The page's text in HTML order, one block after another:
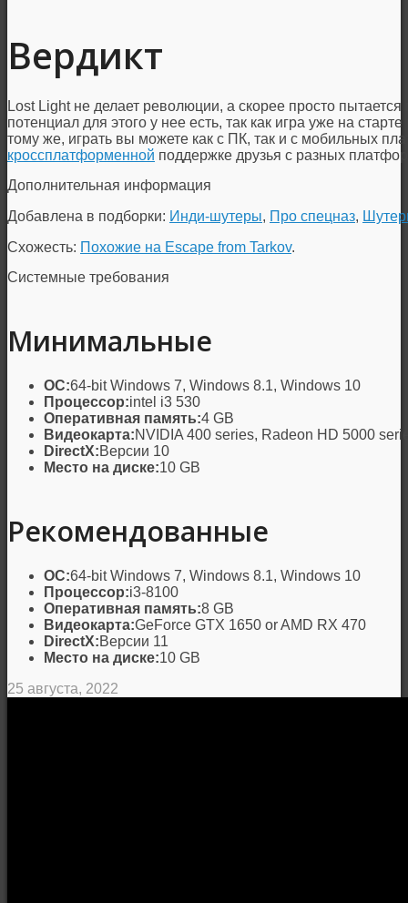
Вердикт
Lost Light не делает революции, а скорее просто
потенциал для этого у нее есть, так как игра уже на
тому же, играть вы можете как с ПК, так и с мобильных
кроссплатформенной поддержке друзья с разных
Дополнительная информация
Добавлена в подборки: Инди-шутеры, Про спецназ,
Схожесть: Похожие на Escape from Tarkov.
Системные требования
Минимальные
ОС:64-bit Windows 7, Windows 8.1, Windows 10
Процессор:intel i3 530
Оперативная память:4 GB
Видеокарта:NVIDIA 400 series, Radeon HD 5000
DirectX:Версии 10
Место на диске:10 GB
Рекомендованные
ОС:64-bit Windows 7, Windows 8.1, Windows 10
Процессор:i3-8100
Оперативная память:8 GB
Видеокарта:GeForce GTX 1650 or AMD RX 470
DirectX:Версии 11
Место на диске:10 GB
25 августа, 2022